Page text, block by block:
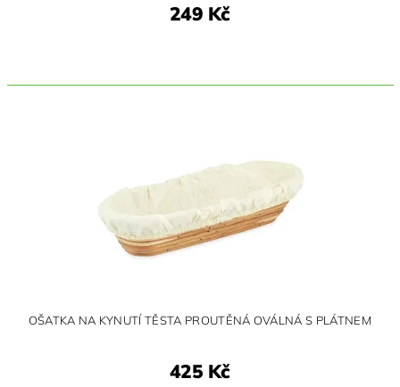
249 Kč
OŠATKA NA KYNUTÍ TĚSTA PROUTĚNÁ OVÁLNÁ S PLÁTNEM
425 Kč